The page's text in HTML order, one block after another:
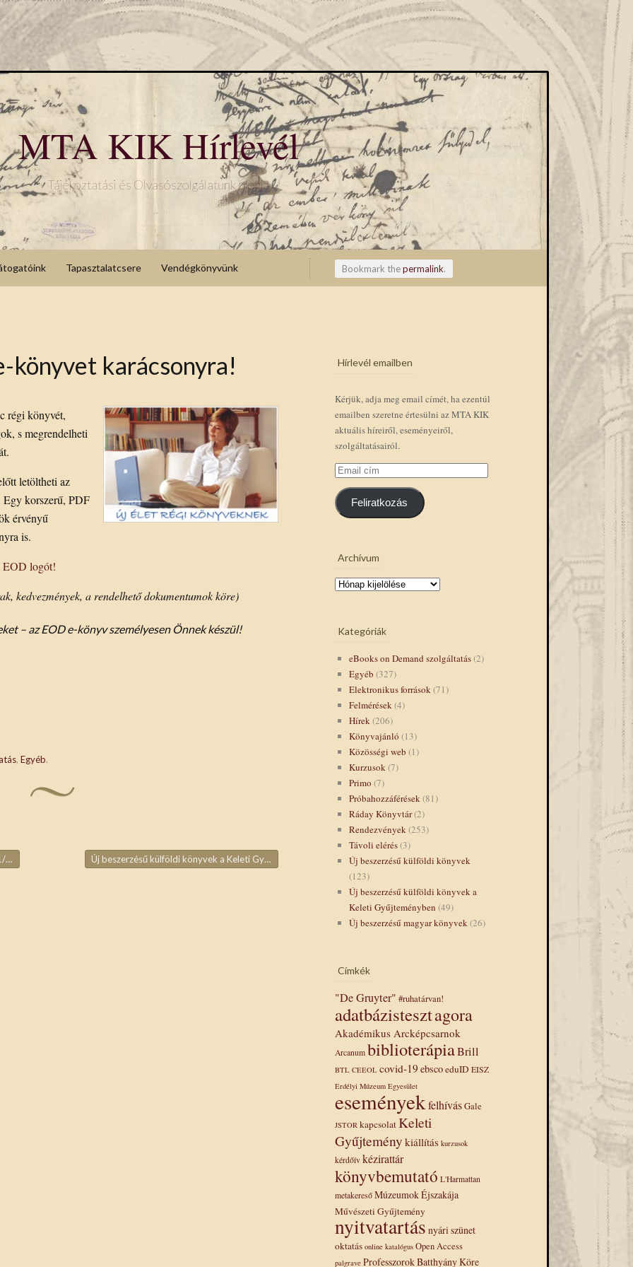
MTA KIK Hírlevél
Tájékoztatási és Olvasószolgálatunk blogja
Tapasztalatcsere Vendégkönyvünk Bookmark thepermalink.
könyvet karácsonyra!
régi könyvét,
s megrendelheti
letöltheti az
Egy korszerű, PDF
érvényű
is.
EOD logót!
kedvezmények, a rendelhető dokumentumok köre)
– az EOD e-könyv személyesen Önnek készül!
, Egyéb.
Új beszerzésű külföldi könyvek a Keleti Gyűjteményben
Hírlevél emailben
Kérjük, adja meg email címét, ha ezentúl
emailben szeretne értesülni az MTA KIK
aktuális híreiről, eseményeiről,
szolgáltatásairól.
Email
cím
Feliratkozás
Archívum
Kategóriák
eBooks on Demand szolgáltatás(2)
Egyéb (327)
Elektronikus források(71)
Felmérések(4)
Hírek(206)
Könyvajánló (13)
Közösségi web (1)
Kurzusok(7)
Primo (7)
Próbahozzáférések(81)
Ráday Könyvtár(2)
Rendezvények(253)
Távoli elérés(3)
Új beszerzésű külföldi könyvek
(123)
Új beszerzésű külföldi könyvek a
Keleti Gyűjteményben (49)
Új beszerzésű magyar könyvek(26)
Címkék
"De Gruyter" #ruhatárvan!
adatbázistesztagora
Akadémikus Arcképcsarnok
Arcanum biblioterápiaBrill
BTL CEEOL covid-19 ebscoeduID EISZ
Erdélyi Múzeum Egyesület
eseményekfelhívásGale
JSTOR kapcsolatKeleti
Gyűjtemény kiállítás kurzusok
kérdőív kézirattár
könyvbemutató L'Harmattan
metakereső Múzeumok Éjszakája
Művészeti Gyűjtemény
nyitvatartás nyári szünet
oktatás online katalógus Open Access
palgrave Professzorok Batthyány Köre